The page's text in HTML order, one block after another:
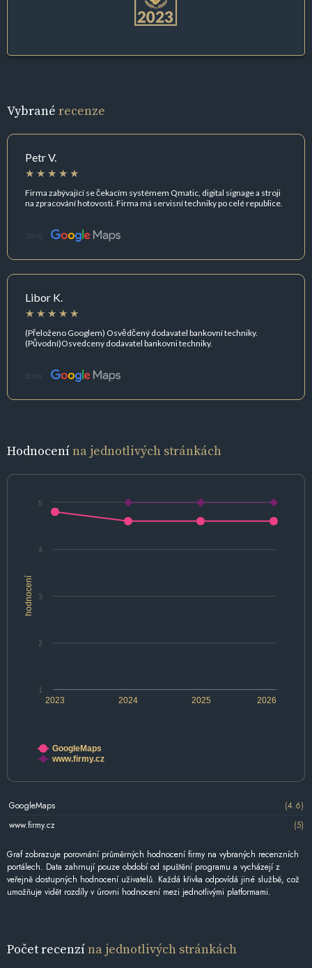
Vybrané recenze
Petr V.
Firma zabývající se čekacím systémem Qmatic, digital signage a stroji
na zpracování hotovosti. Firma má servisní techniky po celé republice.
Zdroj:
Libor K.
(Přeloženo Googlem) Osvědčený dodavatel bankovní techniky.
(Původní)Osvedceny dodavatel bankovni techniky.
Zdroj:
Hodnocenína jednotlivých stránkách
hodnocení
2024 2026
2023 2025
1
2
3
4
5
GoogleMaps
www.firmy.cz
GoogleMaps
(4.6)
www.firmy.cz
(5)
Graf zobrazuje porovnání průměrných hodnocení firmy na vybraných recenzních
portálech. Data zahrnují pouze období od spuštění programu a vycházejí z
veřejně dostupných hodnocení uživatelů. Každá křivka odpovídá jiné službě, což
umožňuje vidět rozdíly v úrovni hodnocení mezi jednotlivými platformami.
Počet recenzína jednotlivých stránkách